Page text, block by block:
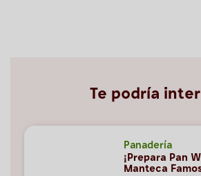
Te podría
Panadería
¡Prepara Pan
Manteca